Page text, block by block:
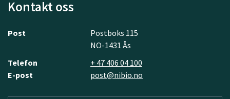
Kontakt oss
Post
Postboks 115
NO-1431 Ås
Telefon
+ 47 406 04 100
E-post
post@nibio.no